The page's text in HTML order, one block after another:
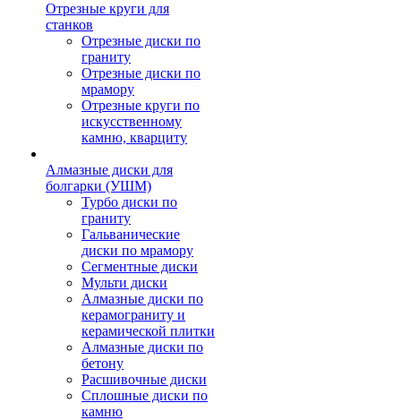
Отрезные круги для
станков
Отрезные диски по
граниту
Отрезные диски по
мрамору
Отрезные круги по
искусственному
камню, кварциту
Алмазные диски для
болгарки (УШМ)
Турбо диски по
граниту
Гальванические
диски по мрамору
Сегментные диски
Мульти диски
Алмазные диски по
керамограниту и
керамической плитки
Алмазные диски по
бетону
Расшивочные диски
Сплошные диски по
камню